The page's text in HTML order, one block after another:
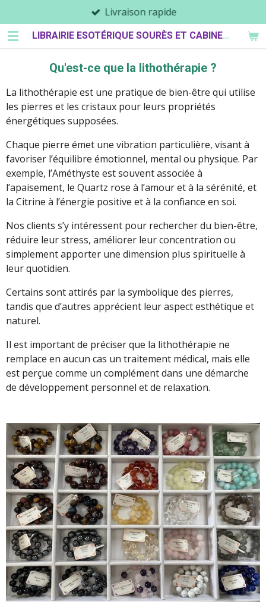
au
contenu
LIBRAIRIE ESOTÉRIQUE SOURÈS ET CABINET DE PARASPYCHOLOGIE
Livraison rapide
Qu'est-ce que la lithothérapie ?
La lithothérapie est une pratique de bien-être qui utilise
les pierres et les cristaux pour leurs propriétés
énergétiques supposées.
Chaque pierre émet une vibration particulière, visant à
favoriser l’équilibre émotionnel, mental ou physique. Par
exemple, l’Améthyste est souvent associée à
l’apaisement, le Quartz rose à l’amour et à la sérénité, et
la Citrine à l’énergie positive et à la confiance en soi.
Nos clients s’y intéressent pour rechercher du bien-être,
réduire leur stress, améliorer leur concentration ou
simplement apporter une dimension plus spirituelle à
leur quotidien.
Certains sont attirés par la symbolique des pierres,
tandis que d’autres apprécient leur aspect esthétique et
naturel.
Il est important de préciser que la lithothérapie ne
remplace en aucun cas un traitement médical, mais elle
est perçue comme un complément dans une démarche
de développement personnel et de relaxation.